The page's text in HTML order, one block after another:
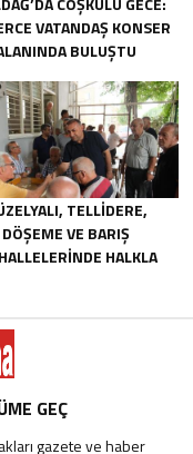
VATANDAŞ KONSER
BULUŞTU
TELLIDERE,
DÖŞEME VE BARIŞ
HALKLA
GEÇ
gazete ve haber